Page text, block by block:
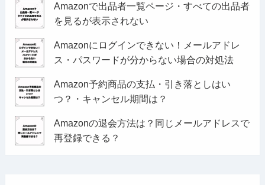
Amazonで出品者一覧ページ・すべての出品者
を見るが表示されない
Amazonにログインできない！メールアドレ
ス・パスワードが分からない場合の対処法
Amazon予約商品の支払・引き落としはい
つ？・キャンセル期間は？
Amazonの退会方法は？同じメールアドレスで
再登録できる？